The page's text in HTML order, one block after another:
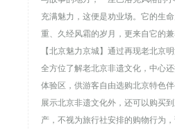
充满魅力，这便是劝业场。它的生
重、久经风霜的岁月，更来自它的
【北京魅力京城】通过再现老北京
全方位了解老北京非遗文化，中心
体验区，供游客自由选购北京特色
展示北京非遗文化外，还可以购买
产，不视为旅行社安排的购物行为，